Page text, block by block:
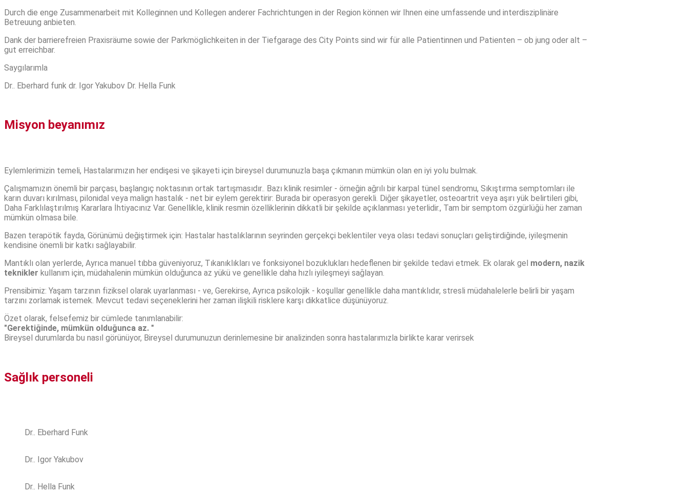
Durch die enge Zusammenarbeit mit Kolleginnen und Kollegen anderer Fachrichtungen in der Region können wir Ihnen eine umfassende und interdisziplinäre
Betreuung anbieten
Dank der barrierefreien Praxisräume sowie der Parkmöglichkeiten in der Tiefgarage des City Points sind wir für alle Patientinnen und Patienten – ob jung oder alt –
gut erreichbar.
Saygılarımla
Dr.. Eberhard funk dr. Igor Yakubov Dr. Hella Funk
Misyon beyanımız
Eylemlerimizin temeli, Hastalarımızın her endişesi ve şikayeti için bireysel durumunuzla başa çıkmanın mümkün olan en iyi yolu bulmak.
Çalışmamızın önemli bir parçası, başlangıç ​​noktasının ortak tartışmasıdır.. Bazı klinik resimler - örneğin ağrılı bir karpal tünel sendromu, Sıkıştırma semptomları ile
karın duvarı kırılması, pilonidal veya malign hastalık - net bir eylem gerektirir: Burada bir operasyon gerekli. Diğer şikayetler, osteoartrit veya aşırı yük belirtileri gibi,
Daha Farklılaştırılmış Kararlara İhtiyacınız Var. Genellikle, klinik resmin özelliklerinin dikkatli bir şekilde açıklanması yeterlidir., Tam bir semptom özgürlüğü her zaman
mümkün olmasa bile.
Bazen terapötik fayda, Görünümü değiştirmek için: Hastalar hastalıklarının seyrinden gerçekçi beklentiler veya olası tedavi sonuçları geliştirdiğinde, iyileşmenin
kendisine önemli bir katkı sağlayabilir.
Mantıklı olan yerlerde, Ayrıca manuel tıbba güveniyoruz, Tıkanıklıkları ve fonksiyonel bozuklukları hedeflenen bir şekilde tedavi etmek. Ek olarak gel modern, nazik
teknikler kullanım için, müdahalenin mümkün olduğunca az yükü ve genellikle daha hızlı iyileşmeyi sağlayan.
Prensibimiz: Yaşam tarzının fiziksel olarak uyarlanması - ve, Gerekirse, Ayrıca psikolojik - koşullar genellikle daha mantıklıdır, stresli müdahalelerle belirli bir yaşam
tarzını zorlamak istemek. Mevcut tedavi seçeneklerini her zaman ilişkili risklere karşı dikkatlice düşünüyoruz.
Özet olarak, felsefemiz bir cümlede tanımlanabilir:
"Gerektiğinde, mümkün olduğunca az. "
Bireysel durumlarda bu nasıl görünüyor, Bireysel durumunuzun derinlemesine bir analizinden sonra hastalarımızla birlikte karar verirsek
Sağlık personeli
Dr.. Eberhard Funk
Dr.. Igor Yakubov
Dr.. Hella Funk